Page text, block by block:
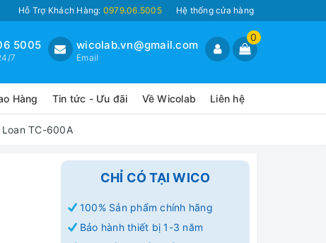
Hỗ Trợ Khách Hàng: 0979.06.5005 Hệ thống cửa hàng
0
wicolab.vn@gmail.com
Email
5005
7
Hàng Tin tức - Ưu đãi Về Wicolab Liên hệ
TC-600A
CHỈ CÓ TẠI WICO
100% Sản phẩm chính hãng
Bảo hành thiết bị 1-3 năm